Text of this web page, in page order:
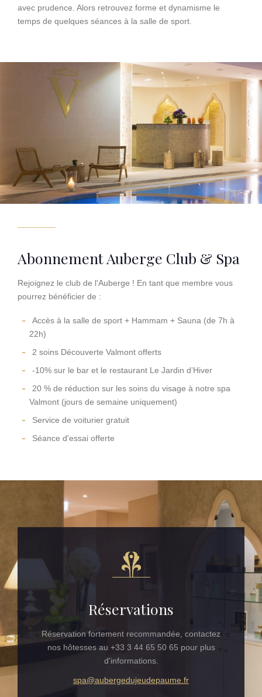
avec prudence. Alors retrouvez forme et dynamisme le
temps de quelques séances à la salle de sport.
Abonnement Auberge Club & Spa
Rejoignez le club de l'Auberge ! En tant que membre vous
pourrez bénéficier de :
Accès à la salle de sport + Hammam + Sauna (de 7h à
22h)
2 soins Découverte Valmont offerts
-10% sur le bar et le restaurant Le Jardin d’Hiver
20 % de réduction sur les soins du visage à notre spa
Valmont (jours de semaine uniquement)
Service de voiturier gratuit
Séance d'essai offerte
Réservations
Réservation fortement recommandée, contactez
nos hôtesses au +33 3 44 65 50 65 pour plus
d'informations.
spa@aubergedujeudepaume.fr